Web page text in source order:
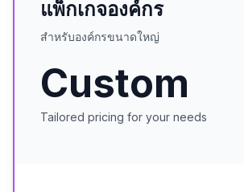
แพ็กเกจองค์กร
สำหรับองค์กรขนาดใหญ่
Custom
Tailored pricing for your needs